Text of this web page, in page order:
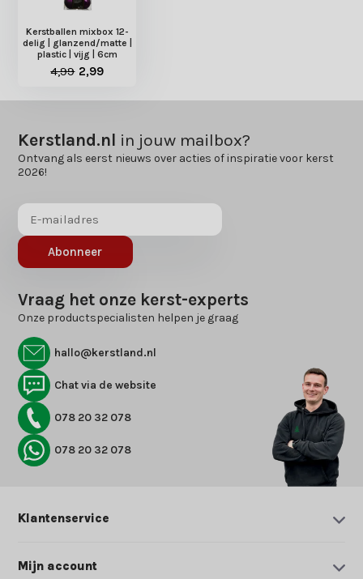
Kerstballen mixbox 12-
delig | glanzend/matte |
plastic | vijg | 6cm
4,99 2,99
Kerstland.nl in jouw mailbox?
Ontvang als eerst nieuws over acties of inspiratie voor kerst
2026!
Abonneer
Vraag het onze kerst-experts
Onze productspecialisten helpen je graag
hallo@kerstland.nl
Chat via de website
078 20 32 078
078 20 32 078
Klantenservice
Mijn account